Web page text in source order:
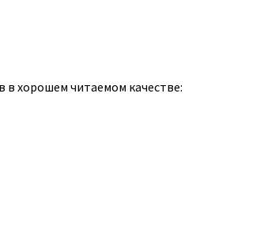
в хорошем читаемом качестве: